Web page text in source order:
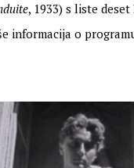
, 1933) s liste
informacija o